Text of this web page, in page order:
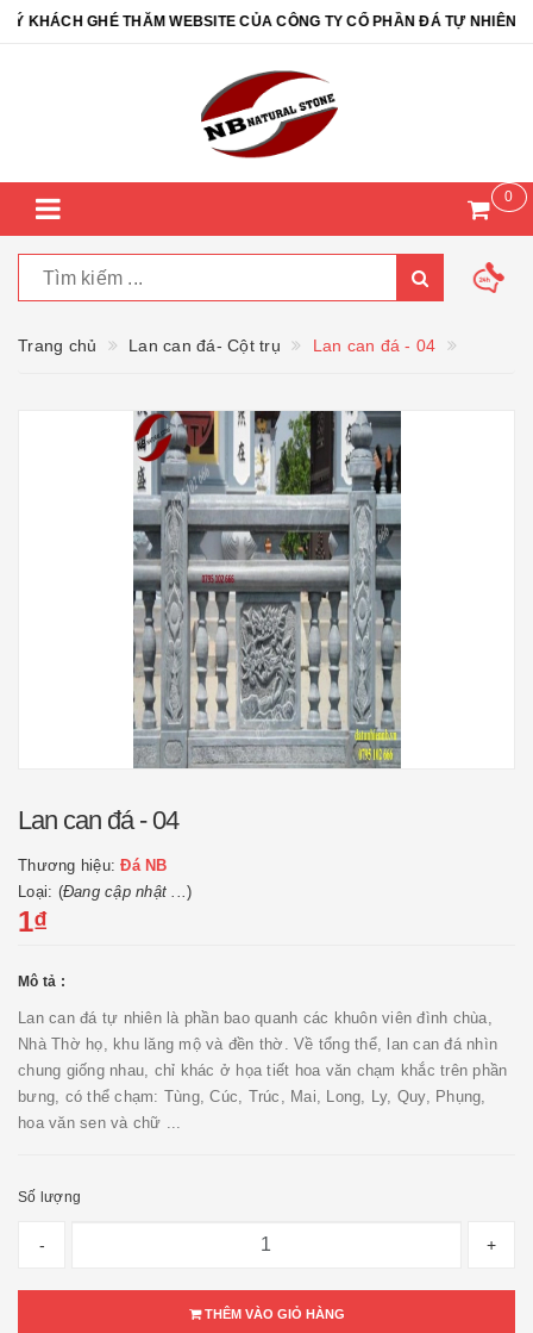
GHÉ THĂM WEBSITE CỦA CÔNG TY CỔ PHẦN ĐÁ TỰ NHIÊN
0
Trang chủ Lan can đá- Cột trụ Lan can đá - 04
Lan can đá - 04
Thương hiệu:Đá NB
Loại: (Đang cập nhật ...)
1₫
Mô tả :
Lan can đá tự nhiên là phần bao quanh các khuôn viên đình chùa,
Nhà Thờ họ, khu lăng mộ và đền thờ. Về tổng thể, lan can đá nhìn
chung giống nhau, chỉ khác ở họa tiết hoa văn chạm khắc trên phần
bưng, có thể chạm: Tùng, Cúc, Trúc, Mai, Long, Ly, Quy, Phụng,
hoa văn sen và chữ ...
Số lượng
- +
THÊM VÀO GIỎ HÀNG